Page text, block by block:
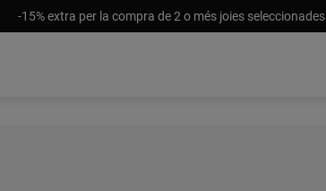
-15% extra per la compra de 2 o més joies seleccionades